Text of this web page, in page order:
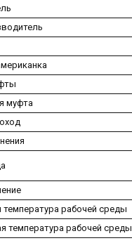
муфта
рабочей среды
температура рабочей среды